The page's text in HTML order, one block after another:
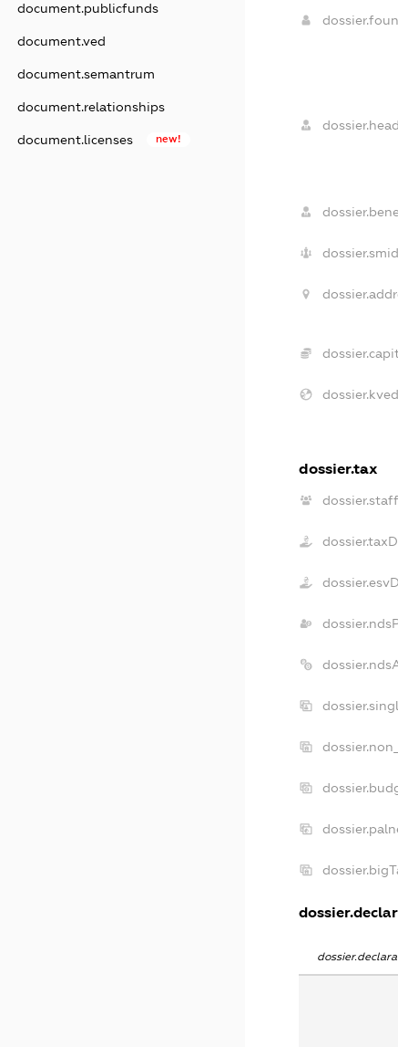
document.publicfunds
document.ved
document.semantrum
document.relationships
document.licenses new!
dossier.tax
dossier.staff